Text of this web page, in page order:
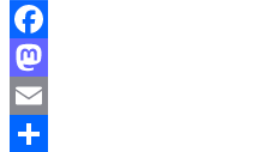
Facebook
Mastodon
Email